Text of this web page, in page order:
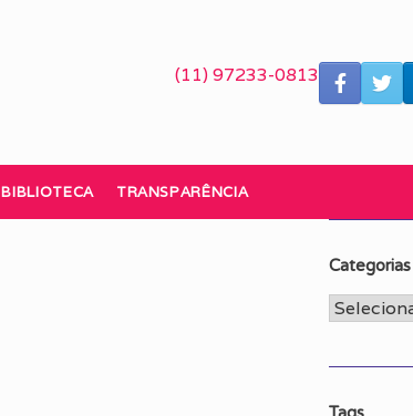
(11) 97233-0813
BIBLIOTECA TRANSPARÊNCIA
Categorias